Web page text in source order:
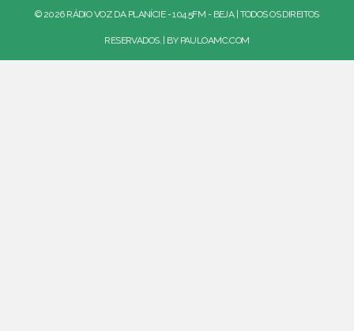
© 2026 RÁDIO VOZ DA PLANÍCIE - 104.5FM - BEJA | TODOS OS DIREITOS
RESERVADOS. | BY PAULOAMC.COM